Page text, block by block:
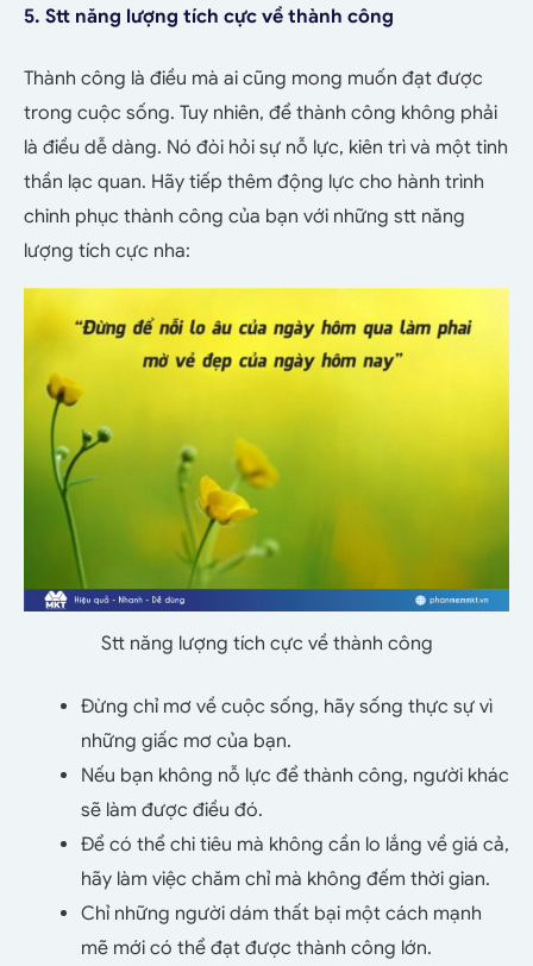
5. Stt năng lượng tích cực về thành công
Thành công là điều mà ai cũng mong muốn đạt được
trong cuộc sống. Tuy nhiên, để thành công không phải
là điều dễ dàng. Nó đòi hỏi sự nỗ lực, kiên trì và một tinh
thần lạc quan. Hãy tiếp thêm động lực cho hành trình
chinh phục thành công của bạn với những stt năng
lượng tích cực nha:
Stt năng lượng tích cực về thành công
Đừng chỉ mơ về cuộc sống, hãy sống thực sự vì
những giấc mơ của bạn.
Nếu bạn không nỗ lực để thành công, người khác
sẽ làm được điều đó.
Để có thể chi tiêu mà không cần lo lắng về giá cả,
hãy làm việc chăm chỉ mà không đếm thời gian.
Chỉ những người dám thất bại một cách mạnh
mẽ mới có thể đạt được thành công lớn.